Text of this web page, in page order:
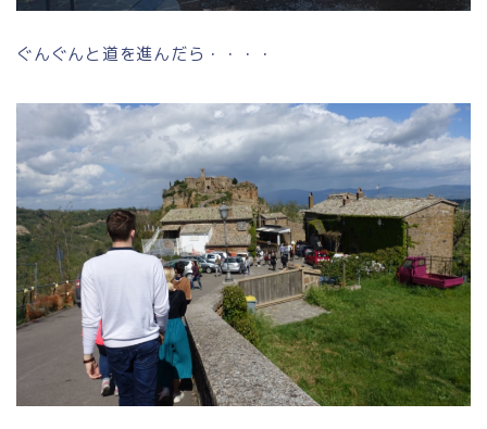
ぐんぐんと道を進んだら・・・・